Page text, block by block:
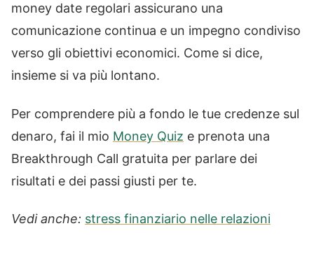
money date regolari assicurano una
comunicazione continua e un impegno condiviso
verso gli obiettivi economici. Come si dice,
insieme si va più lontano.
Per comprendere più a fondo le tue credenze sul
denaro, fai il mio Money Quiz e prenota una
Breakthrough Call gratuita per parlare dei
risultati e dei passi giusti per te.
Vedi anche: stress finanziario nelle relazioni